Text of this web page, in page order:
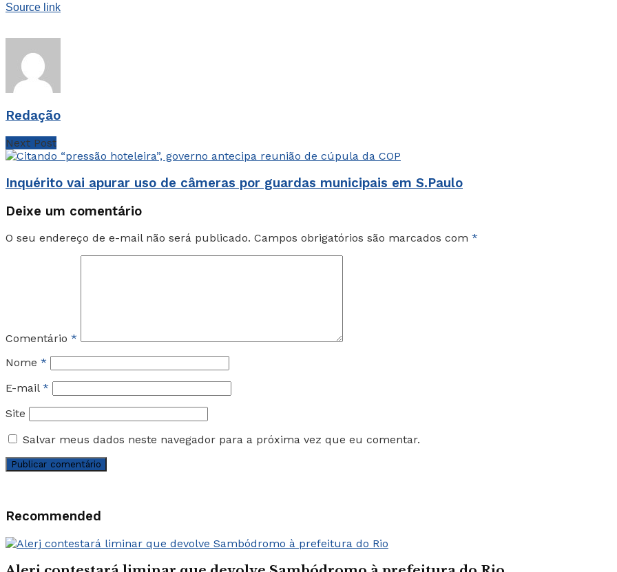
Source link
Redação
Next Post
Inquérito vai apurar uso de câmeras por guardas municipais em S.Paulo
Deixe um comentário
O seu endereço de e-mail não será publicado. Campos obrigatórios são marcados com *
Comentário *
Nome *
E-mail *
Site
Salvar meus dados neste navegador para a próxima vez que eu comentar.
Recommended